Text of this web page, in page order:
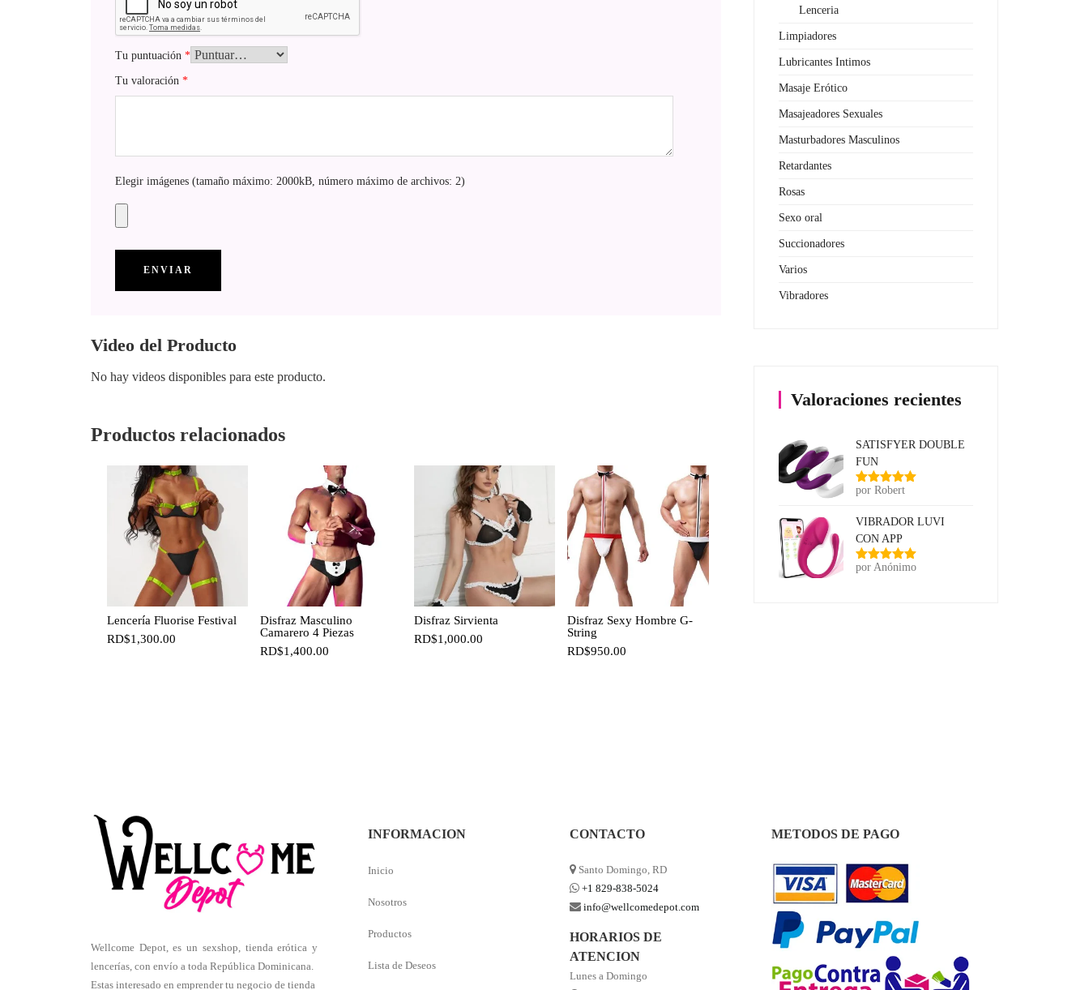
Tu puntuación *
Tu valoración *
Elegir imágenes (tamaño máximo: 2000kB, número máximo de archivos: 2)
Video del Producto
No hay videos disponibles para este producto.
Productos relacionados
Lencería Fluorise Festival
RD$1,300.00
Disfraz Masculino
Camarero 4 Piezas
RD$1,400.00
Disfraz Sirvienta
RD$1,000.00
Disfraz Sexy Hombre G-
String
RD$950.00
Lenceria
Limpiadores
Lubricantes Intimos
Masaje Erótico
Masajeadores Sexuales
Masturbadores Masculinos
Retardantes
Rosas
Sexo oral
Succionadores
Varios
Vibradores
Valoraciones recientes
SATISFYER DOUBLE
FUN
Valorado
por Robert
VIBRADOR LUVI
CON APP
Valorado
por Anónimo
Wellcome Depot, es un sexshop, tienda erótica y
lencerías, con envío a toda República Dominicana.
Estas interesado en emprender tu negocio de tienda
INFORMACION
Inicio
Nosotros
Productos
Lista de Deseos
CONTACTO
Santo Domingo, RD
+1 829-838-5024
info@wellcomedepot.com
HORARIOS DE
ATENCION
Lunes a Domingo
METODOS DE PAGO